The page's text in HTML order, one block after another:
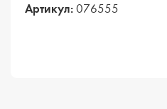
Артикул: 076555